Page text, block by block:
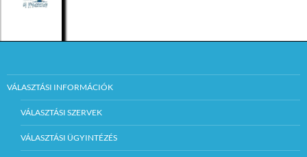
VÁLASZTÁSI INFORMÁCIÓK
VÁLASZTÁSI SZERVEK
VÁLASZTÁSI ÜGYINTÉZÉS